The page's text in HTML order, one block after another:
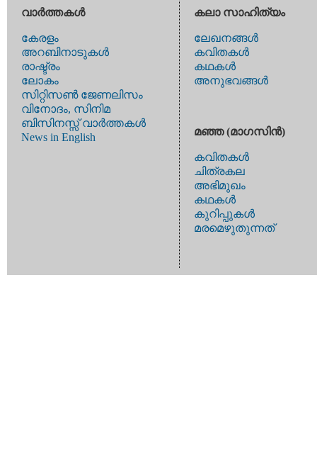
വാര്‍ത്തകള്‍
കേരളം
അറബിനാടുകള്‍
രാഷ്ട്രം
ലോകം
സിറ്റിസണ്‍ ജേണലിസം
വിനോദം, സിനിമ
ബിസിനസ്സ് വാര്‍ത്തകള്‍
News in English
കലാ സാഹിത്യം
ലേഖനങ്ങള്‍
കവിതകള്‍
കഥകള്‍
അനുഭവങ്ങള്‍
മഞ്ഞ (മാഗസിന്‍)
കവിതകള്‍
ചിത്രകല
അഭിമുഖം
കഥകള്‍
കുറിപ്പുകള്‍
മരമെഴുതുന്നത്